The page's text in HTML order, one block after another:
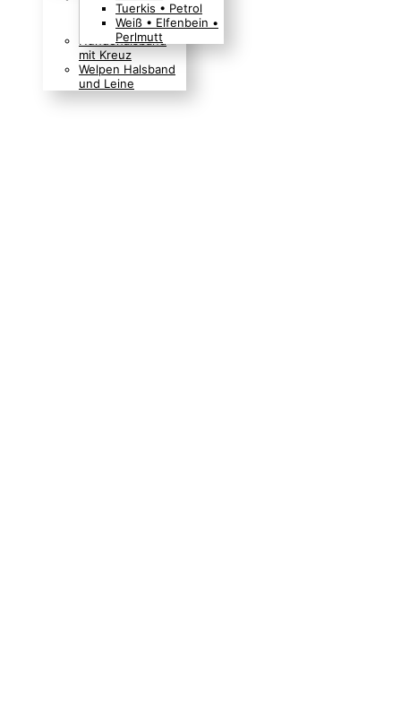
Boho Indianer
Hippie Look
Hundehalsband
mit Kreuz
Welpen Halsband
und Leine
Tuerkis • Petrol
Weiß • Elfenbein •
Perlmutt